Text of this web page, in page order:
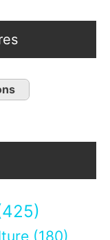
(180)